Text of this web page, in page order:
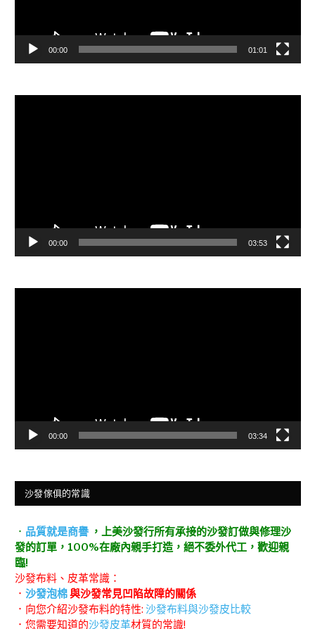
00:00 01:01
00:00 03:53
00:00 03:34
沙發傢俱的常識
． 品質就是商譽，上美沙發行所有承接的沙發訂做與修理沙
發的訂單，100%在廠內親手打造，絕不委外代工，歡迎親
臨!
沙發布料、皮革常識：
． 沙發泡棉與沙發常見凹陷故障的關係
．向您介紹沙發布料的特性: 沙發布料與沙發皮比較
．您需要知道的沙發皮革材質的常識!